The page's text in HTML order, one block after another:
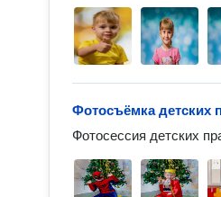
Фотосъёмка детских
Фотосессия детских